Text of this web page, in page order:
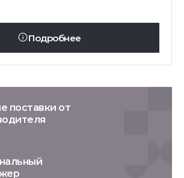
Подробнее
поставки от